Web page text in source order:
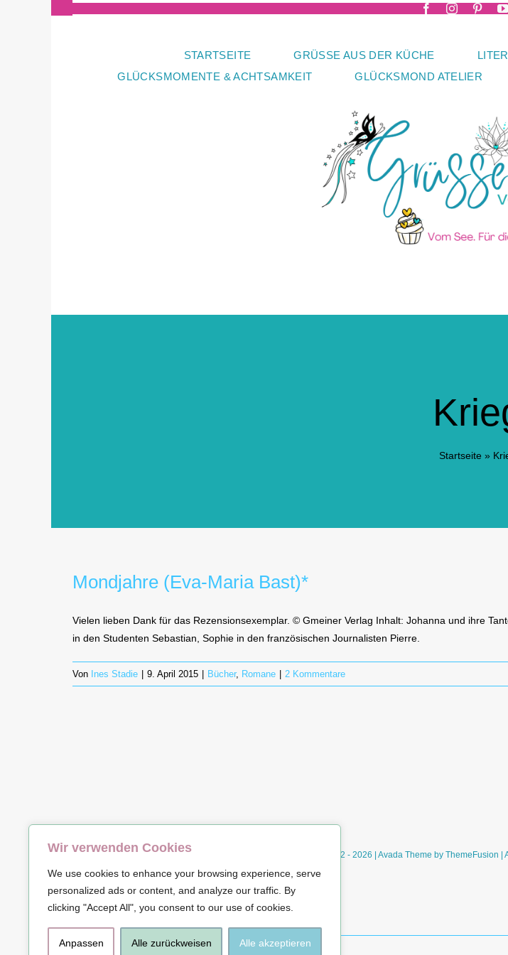
Wir verwenden Cookies
We use cookies to enhance your browsing experience, serve
personalized ads or content, and analyze our traffic. By
clicking "Accept All", you consent to our use of cookies.
Anpassen Alle zurückweisen Alle akzeptieren
STARTSEITE GRÜSSE AUS DER KÜCHE
GLÜCKSMOMENTE & ACHTSAMKEIT
GLÜCKSMOND ATELIER
Startseite »
Mondjahre (Eva-Maria Bast)*
Vielen lieben Dank für das Rezensionsexemplar. © Gmeiner Verlag Inhalt: Johanna und ihre
in den Studenten Sebastian, Sophie in den französischen Journalisten Pierre.
Von Ines Stadie 9. April 2015 Bücher, Romane 2 Kommentare
© Copyright 2012 - 2026 | Avada Theme by ThemeFusion |